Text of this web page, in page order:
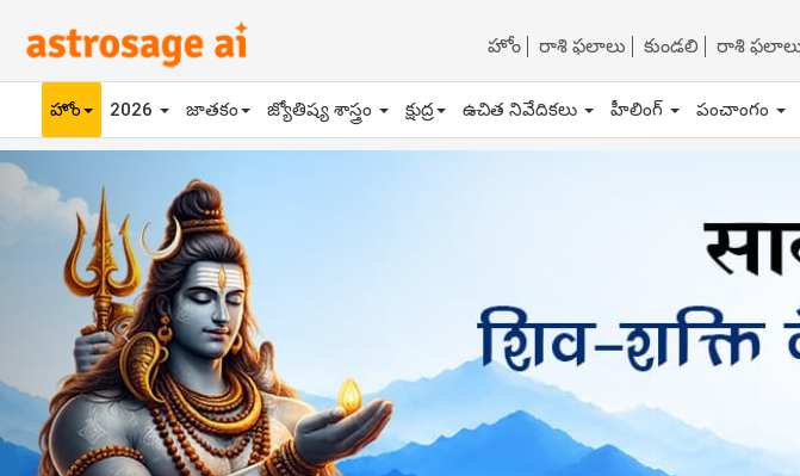
హోం రాశి ఫలాలు కుండలి రాశి
హోం 2026 జాతకం జ్యోతిష్య శాస్త్రం క్షుద్ర ఉచిత నివేదికలు హీలింగ్ పంచాంగం
Previous